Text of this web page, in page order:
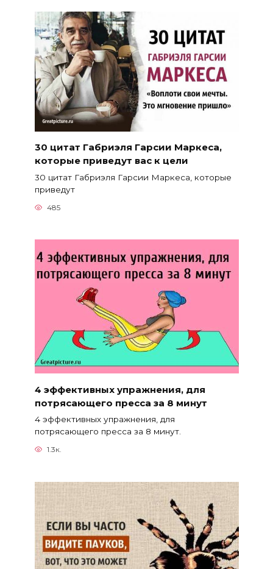
30 цитат Габриэля Гарсии Маркеса,
которые приведут вас к цели
30 цитат Габриэля Гарсии Маркеса, которые
приведут
485
4 эффективных упражнения, для
потрясающего пресса за 8 минут
4 эффективных упражнения, для
потрясающего пресса за 8 минут.
1.3к.